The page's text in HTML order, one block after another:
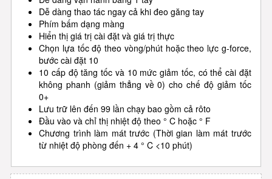
Dễ dàng thao tác ngay cả khi đeo găng tay
Phím bấm dạng màng
Hiển thị giá trị cài đặt và giá trị thực
Chọn lựa tốc độ theo vòng/phút hoặc theo lực g-force,
bước cài đặt 10
10 cấp độ tăng tốc và 10 mức giảm tốc, có thể cài đặt
không phanh (giảm thẳng về 0) cho chế độ giảm tốc
0+
Lưu trữ lên đến 99 lần chạy bao gồm cả rôto
Đầu vào và chỉ thị nhiệt độ theo ° C hoặc ° F
Chương trình làm mát trước (Thời gian làm mát trước
từ nhiệt độ phòng đến + 4 ° C <10 phút)